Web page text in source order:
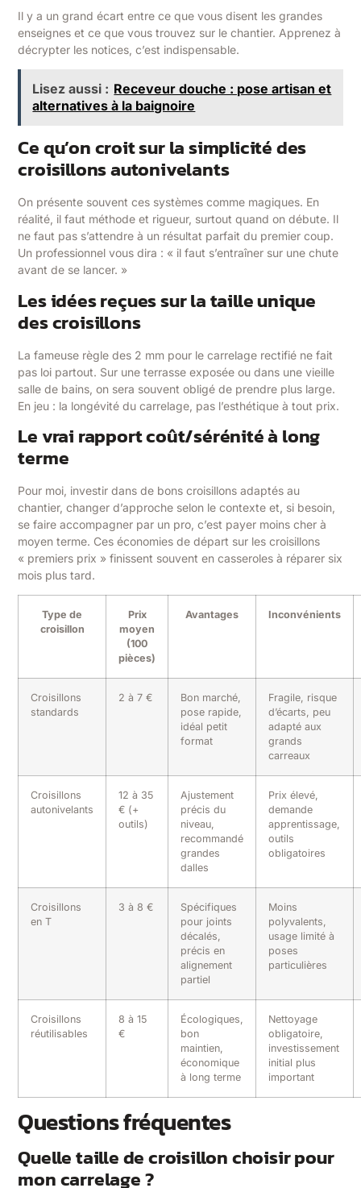
Il y a un grand écart entre ce que vous disent les grandes
enseignes et ce que vous trouvez sur le chantier. Apprenez à
décrypter les notices, c’est indispensable.
Lisez aussi : Receveur douche : pose artisan et
alternatives à la baignoire
Ce qu’on croit sur la simplicité des
croisillons autonivelants
On présente souvent ces systèmes comme magiques. En
réalité, il faut méthode et rigueur, surtout quand on débute. Il
ne faut pas s’attendre à un résultat parfait du premier coup.
Un professionnel vous dira : « il faut s’entraîner sur une chute
avant de se lancer. »
Les idées reçues sur la taille unique
des croisillons
La fameuse règle des 2 mm pour le carrelage rectifié ne fait
pas loi partout. Sur une terrasse exposée ou dans une vieille
salle de bains, on sera souvent obligé de prendre plus large.
En jeu : la longévité du carrelage, pas l’esthétique à tout prix.
Le vrai rapport coût/sérénité à long
terme
Pour moi, investir dans de bons croisillons adaptés au
chantier, changer d’approche selon le contexte et, si besoin,
se faire accompagner par un pro, c’est payer moins cher à
moyen terme. Ces économies de départ sur les croisillons
« premiers prix » finissent souvent en casseroles à réparer six
mois plus tard.
Type de
croisillon
Prix
moyen
(100
pièces)
Avantages Inconvénients
Croisillons
standards
2 à 7 €
Bon marché,
pose rapide,
idéal petit
format
Fragile, risque
d’écarts, peu
adapté aux
grands
carreaux
Croisillons
autonivelants
12 à 35
€ (+
outils)
Ajustement
précis du
niveau,
recommandé
grandes
dalles
Prix élevé,
demande
apprentissage,
outils
obligatoires
Croisillons
en T
3 à 8 €
Spécifiques
pour joints
décalés,
précis en
alignement
partiel
Moins
polyvalents,
usage limité à
poses
particulières
Croisillons
réutilisables
8 à 15
€
Écologiques,
bon
maintien,
économique
à long terme
Nettoyage
obligatoire,
investissement
initial plus
important
Questions fréquentes
Quelle taille de croisillon choisir pour
mon carrelage ?